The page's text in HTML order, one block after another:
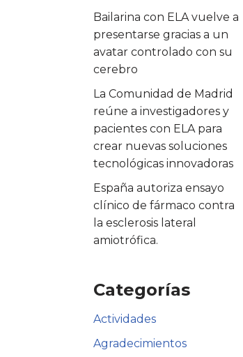
Bailarina con ELA vuelve a
presentarse gracias a un
avatar controlado con su
cerebro
La Comunidad de Madrid
reúne a investigadores y
pacientes con ELA para
crear nuevas soluciones
tecnológicas innovadoras
España autoriza ensayo
clínico de fármaco contra
la esclerosis lateral
amiotrófica.
Categorías
Actividades
Agradecimientos